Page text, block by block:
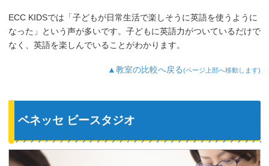
ECC KIDSでは「子どもが日常生活で楽しそうに英語を使うように
なった」という声が多いです。子どもに英語力がついているだけで
なく、英語を楽しんでいることがわかります。
▲教室の比較へ戻る(ページ上部へ移動します)
ベネッセ ビースタジオ